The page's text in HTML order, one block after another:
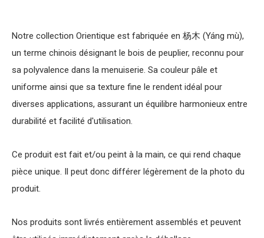
Notre collection Orientique est fabriquée en 杨木 (Yáng mù),
un terme chinois désignant le bois de peuplier, reconnu pour
sa polyvalence dans la menuiserie. Sa couleur pâle et
uniforme ainsi que sa texture fine le rendent idéal pour
diverses applications, assurant un équilibre harmonieux entre
durabilité et facilité d'utilisation.
Ce produit est fait et/ou peint à la main, ce qui rend chaque
pièce unique. Il peut donc différer légèrement de la photo du
produit.
Nos produits sont livrés entièrement assemblés et peuvent